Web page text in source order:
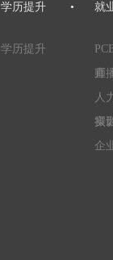
学历提升 •
学历提升
就
师
直
人
实
摄
企